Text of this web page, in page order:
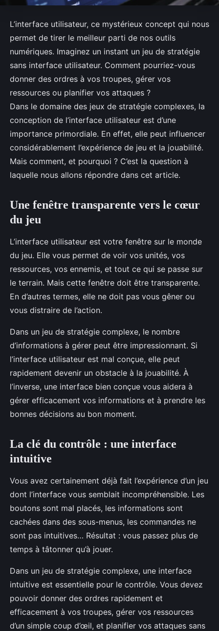
L’interface utilisateur, ce mystérieux concept qui nous
permet de tirer le meilleur parti de nos outils
numériques. Imaginez un instant un jeu de stratégie
sans interface utilisateur. Comment pourriez-vous
donner des ordres à vos troupes, gérer vos
ressources ou planifier vos attaques ?
Dans le domaine des jeux de stratégie complexes, la
conception de l’interface utilisateur est d’une
importance primordiale. En effet, elle peut influencer
considérablement l’expérience de jeu et la jouabilité.
Mais comment, et pourquoi ? C’est la question à
laquelle nous allons répondre dans cet article.
Une fenêtre transparente vers le cœur
du jeu
L’interface utilisateur est votre fenêtre sur le monde
du jeu. Elle vous permet de voir vos unités, vos
ressources, vos ennemis, et tout ce qui se passe sur
le terrain. Mais cette fenêtre doit être transparente.
En d’autres termes, elle ne doit pas vous gêner ou
vous distraire de l’action.
Dans un jeu de stratégie complexe, le nombre
d’informations à gérer peut être impressionnant. Si
l’interface utilisateur est mal conçue, elle peut
rapidement devenir un obstacle à la jouabilité. À
l’inverse, une interface bien conçue vous aidera à
gérer efficacement vos informations et à prendre les
bonnes décisions au bon moment.
La clé du contrôle : une interface
intuitive
Vous avez certainement déjà fait l’expérience d’un jeu
dont l’interface vous semblait incompréhensible. Les
boutons sont mal placés, les informations sont
cachées dans des sous-menus, les commandes ne
sont pas intuitives… Résultat : vous passez plus de
temps à tâtonner qu’à jouer.
Dans un jeu de stratégie complexe, une interface
intuitive est essentielle pour le contrôle. Vous devez
pouvoir donner des ordres rapidement et
efficacement à vos troupes, gérer vos ressources
d’un simple coup d’œil, et planifier vos attaques sans